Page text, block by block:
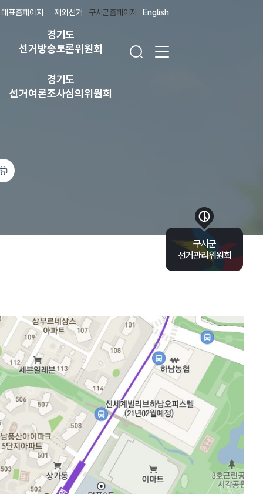
대표홈페이지 재외선거 구시군홈페이지 English
경기도
선거방송토론위원회
경기도
선거여론조사심의위원회
구시군
선거관리위원회
바로가기 목록 열기